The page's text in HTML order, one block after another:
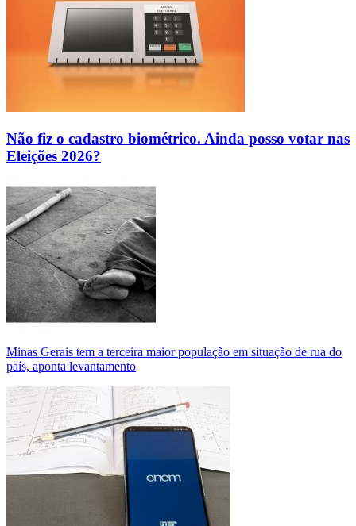
Não fiz o cadastro biométrico. Ainda posso votar nas
Eleições 2026?
Minas Gerais tem a terceira maior população em situação de rua do
país, aponta levantamento